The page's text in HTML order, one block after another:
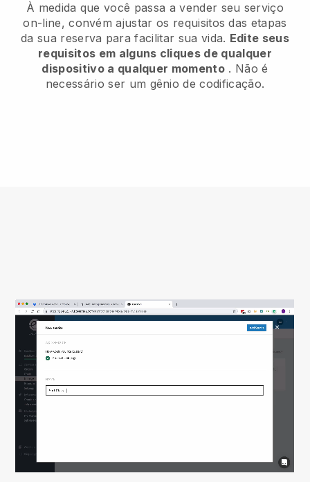
À medida que você passa a vender seu serviço
on-line, convém ajustar os requisitos das etapas
da sua reserva para facilitar sua vida. Edite seus
requisitos em alguns cliques de qualquer
dispositivo a qualquer momento . Não é
necessário ser um gênio de codificação.